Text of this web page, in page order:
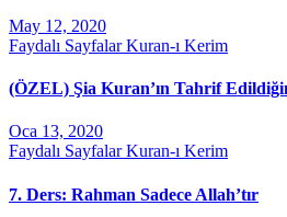
May 12, 2020
Faydalı SayfalarKuran-ı Kerim
(ÖZEL) Şia Kuran’ın Tahrif
Oca 13, 2020
Faydalı SayfalarKuran-ı Kerim
7. Ders: Rahman Sadece Allah’tır